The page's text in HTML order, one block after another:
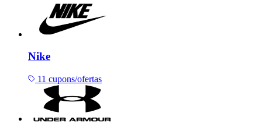
Nike
11 cupons/ofertas